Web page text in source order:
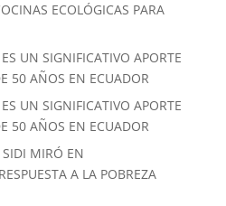
ECOLÓGICAS PARA
UN SIGNIFICATIVO APORTE
50 AÑOS EN ECUADOR
UN SIGNIFICATIVO APORTE
50 AÑOS EN ECUADOR
SIDI MIRÓ EN
A LA POBREZA